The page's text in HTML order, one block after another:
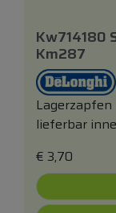
Kw714180
Km287
Lagerzapfen
lieferbar
€ 3,70